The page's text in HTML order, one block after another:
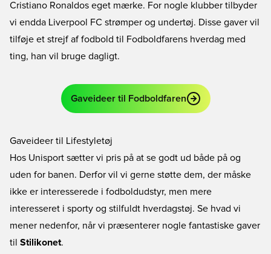
Cristiano Ronaldos eget mærke. For nogle klubber tilbyder
vi endda Liverpool FC strømper og undertøj. Disse gaver vil
tilføje et strejf af fodbold til Fodboldfarens hverdag med
ting, han vil bruge dagligt.
Gaveideer til Fodboldfaren
Gaveideer til Lifestyletøj
Hos Unisport sætter vi pris på at se godt ud både på og
uden for banen. Derfor vil vi gerne støtte dem, der måske
ikke er interesserede i fodboldudstyr, men mere
interesseret i sporty og stilfuldt hverdagstøj. Se hvad vi
mener nedenfor, når vi præsenterer nogle fantastiske gaver
til Stilikonet.